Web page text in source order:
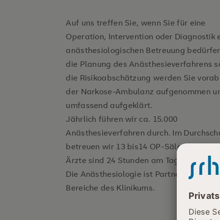
Auf uns treffen Sie, wenn Sie für eine
Operation, Intervention oder Diagnostik
anästhesiologischen Betreuung
die Planung des Anästhesieverfahrens
die Risikoabschätzung werden Sie
der Narkose-Ambulanz aufgenommen
umfassend aufgeklärt.
Jährlich führen wir ca. 15.000
Anästhesieverfahren durch. Im
betreuen wir 13 bis14 OP-Säle täglich.
Ärzte sind 24 Stunden am Tag
Die Anästhesiologie ist Partner für viele
Bereiche des Klinikums.